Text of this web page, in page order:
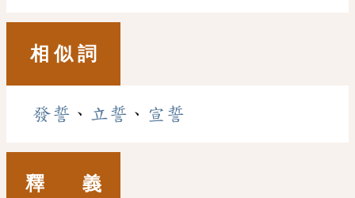
相 似 詞
發誓 、 立誓 、 宣誓
釋 義